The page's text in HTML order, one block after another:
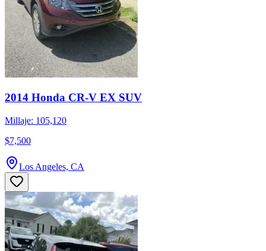
2014 Honda CR-V EX SUV
Millaje: 105,120
$7,500
Los Angeles, CA